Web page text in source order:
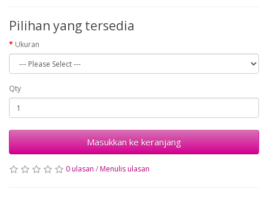
Pilihan yang tersedia
Ukuran
Qty
Masukkan ke keranjang
0 ulasan /Menulis ulasan